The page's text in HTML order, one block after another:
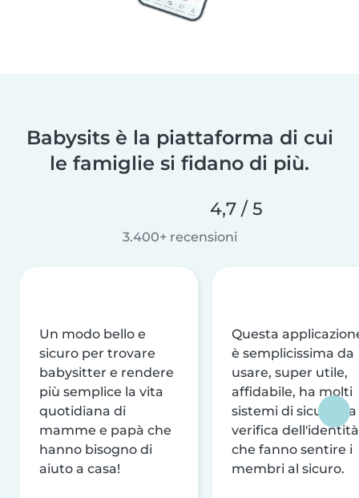
Babysits è la piattaforma di cui
le famiglie si fidano di più.
4,7 / 5
3.400+ recensioni
Un modo bello e
sicuro per trovare
babysitter e rendere
più semplice la vita
quotidiana di
mamme e papà che
hanno bisogno di
aiuto a casa!
Questa
è semplicissima da
usare, super utile,
affidabile, ha molti
sistemi di sicurezza
verifica dell'identità
che fanno sentire i
membri al sicuro.